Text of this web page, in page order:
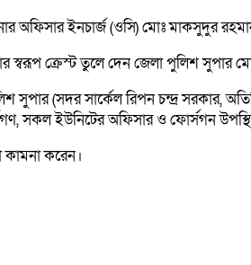
অফিসার ইনচার্জ (ওসি) মোঃ মাকসুদুর
স্বরূপ ক্রেস্ট তুলে দেন জেলা পুলিশ সুপার
(সদর সার্কেল রিপন চন্দ্র সরকার,
সকল ইউনিটের অফিসার ও ফোর্সগন
করেন।